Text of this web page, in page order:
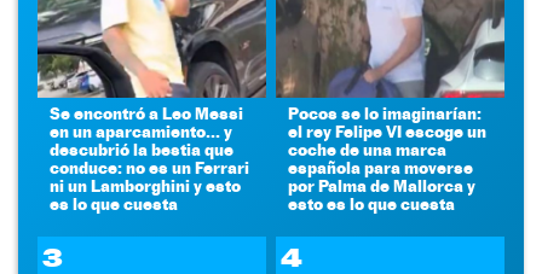
Se encontró a Leo Messi
en un aparcamiento... y
descubrió la bestia que
conduce: no es un Ferrari
ni un Lamborghini y esto
es lo que cuesta
Pocos se lo imaginarían:
el rey Felipe VI escoge un
coche de una marca
española para moverse
por Palma de Mallorca y
esto es lo que cuesta
3 4